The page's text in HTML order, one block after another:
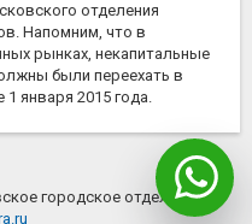
отделения
Напомним, что в
рынках, некапитальные
были переехать в
января 2015 года.
городское отделение